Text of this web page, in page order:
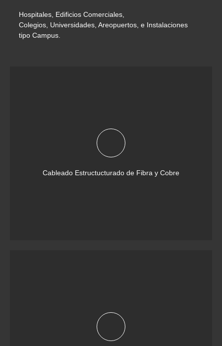
Hospitales, Edificios Comerciales,
Colegios, Universidades, Areopuertos, e Instalaciones
tipo Campus.
Cableado Estructucturado de Fibra y Cobre